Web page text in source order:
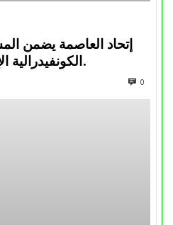
إتحاد العاصمة يضمن
الكونفيدرالية الإفريقية الموسم القادم.
0